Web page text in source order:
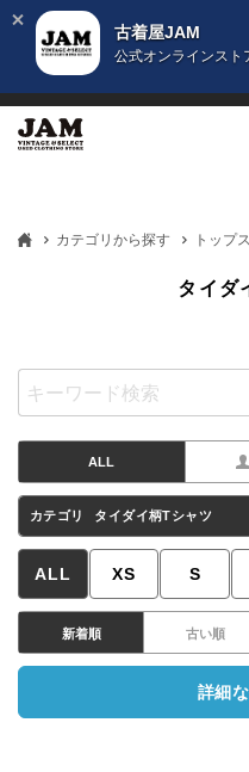
古着屋JAM
公式オンラインスト
カテゴリから探す トップス
タイダ
ALL
カテゴリ タイダイ柄Tシャツ
ALL XS S
新着順 古い順
詳細